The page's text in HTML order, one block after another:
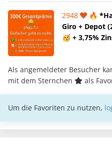
2948
🔥
Giro + Depot
🥳 + 3,75%
Als angemeldeter Besucher
mit dem Sternchen
als
Um die Favoriten zu nutzen,